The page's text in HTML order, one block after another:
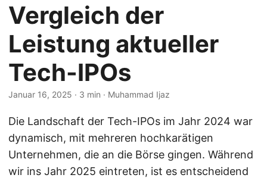
Vergleich der
Leistung aktueller
Tech-IPOs
Januar 16, 2025 · 3 min · Muhammad Ijaz
Die Landschaft der Tech-IPOs im Jahr 2024 war
dynamisch, mit mehreren hochkarätigen
Unternehmen, die an die Börse gingen. Während
wir ins Jahr 2025 eintreten, ist es entscheidend